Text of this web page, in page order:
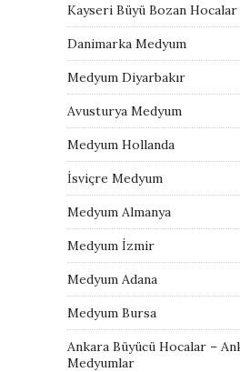
Kayseri Büyü Bozan Hocalar
Danimarka Medyum
Medyum Diyarbakır
Avusturya Medyum
Medyum Hollanda
İsviçre Medyum
Medyum Almanya
Medyum İzmir
Medyum Adana
Medyum Bursa
Ankara Büyücü Hocalar –
Medyumlar